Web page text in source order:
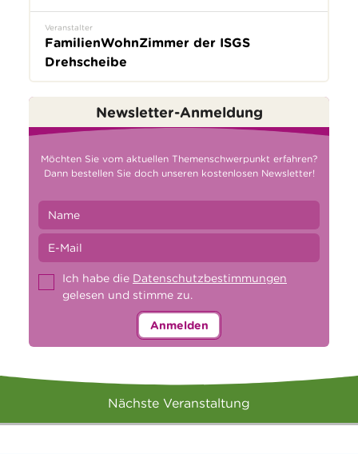
Veranstalter
FamilienWohnZimmer der ISGS
Drehscheibe
Newsletter-Anmeldung
Möchten Sie vom aktuellen Themenschwerpunkt erfahren?
Dann bestellen Sie doch unseren kostenlosen Newsletter!
Ich habe die Datenschutzbestimmungen
gelesen und stimme zu.
Anmelden
Nächste Veranstaltung